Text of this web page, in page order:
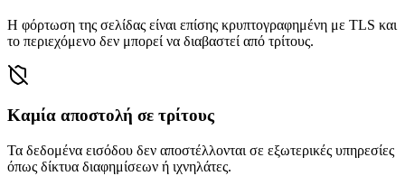
Η φόρτωση της σελίδας είναι επίσης κρυπτογραφημένη με TLS και
το περιεχόμενο δεν μπορεί να διαβαστεί από τρίτους.
Καμία αποστολή σε τρίτους
Τα δεδομένα εισόδου δεν αποστέλλονται σε εξωτερικές υπηρεσίες
όπως δίκτυα διαφημίσεων ή ιχνηλάτες.